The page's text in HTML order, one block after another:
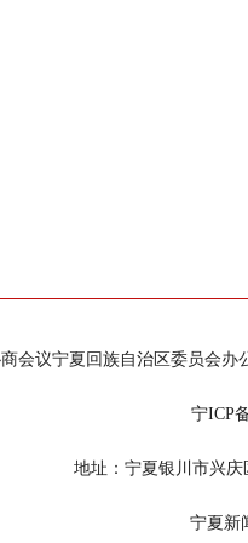
会议宁夏回族自治区委员会办
宁ICP
地址：宁夏银川市兴庆
宁夏新